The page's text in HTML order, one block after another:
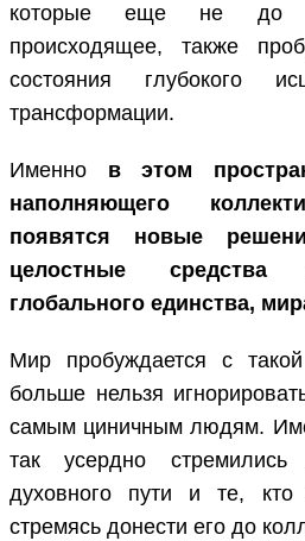
которые еще не до
происходящее, также
состояния глубокого
трансформации.
Именно в этом
наполняющего
появятся новые
целостные средства
глобального единства,
Мир пробуждается с
больше нельзя
самым циничным людям.
так усердно стремились
духовного пути и те, кто
стремясь донести его до